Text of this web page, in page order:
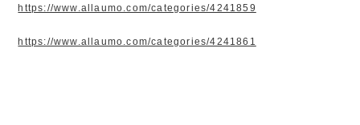
https://www.allaumo.com/categories/4241859
https://www.allaumo.com/categories/4241861